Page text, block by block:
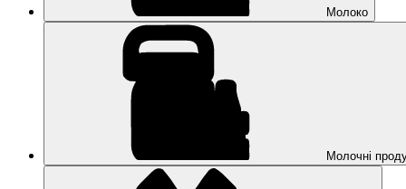
Молоко
Молочні